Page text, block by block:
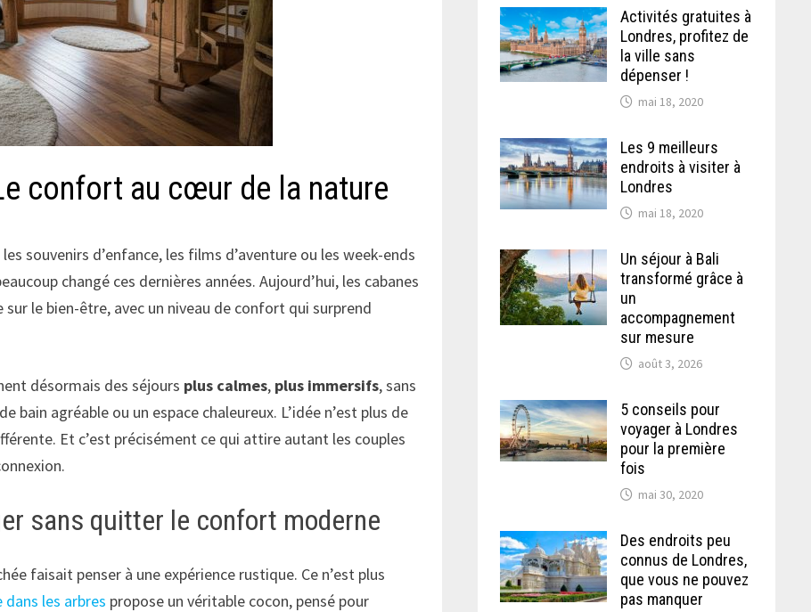
confort au cœur de la nature
souvenirs d’enfance, les films d’aventure ou les week-ends
changé ces dernières années. Aujourd’hui, les cabanes
le bien-être, avec un niveau de confort qui surprend
désormais des séjours plus calmes, plus immersifs, sans
bain agréable ou un espace chaleureux. L’idée n’est plus de
Et c’est précisément ce qui attire autant les couples
sans quitter le confort moderne
faisait penser à une expérience rustique. Ce n’est plus
les arbres propose un véritable cocon, pensé pour
Activités gratuites à
Londres, profitez de
la ville sans
dépenser !
mai 18, 2020
Les 9 meilleurs
endroits à visiter à
Londres
mai 18, 2020
Un séjour à Bali
transformé grâce à
un
accompagnement
sur mesure
août 3, 2026
5 conseils pour
voyager à Londres
pour la première
fois
mai 30, 2020
Des endroits peu
connus de Londres,
que vous ne pouvez
pas manquer